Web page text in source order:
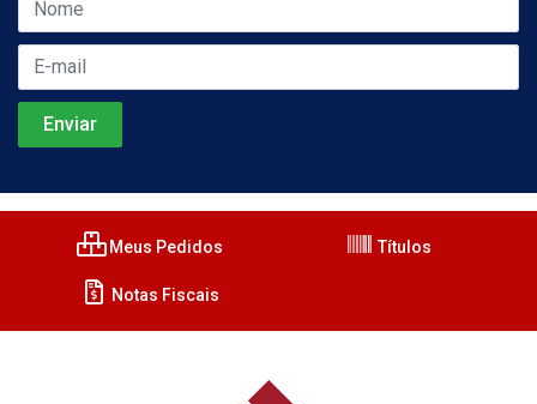
Meus Pedidos Títulos
Notas Fiscais